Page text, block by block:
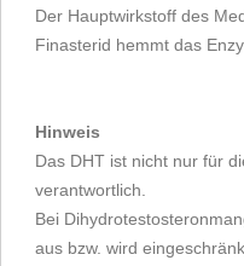
Der Hauptwirkstoff des
Finasterid hemmt das
Hinweis
Das DHT ist nicht nur für
verantwortlich.
Bei
aus bzw. wird